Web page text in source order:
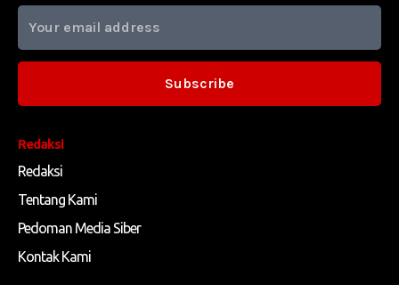
Redaksi
Redaksi
Tentang Kami
Pedoman Media Siber
Kontak Kami
Subscribe